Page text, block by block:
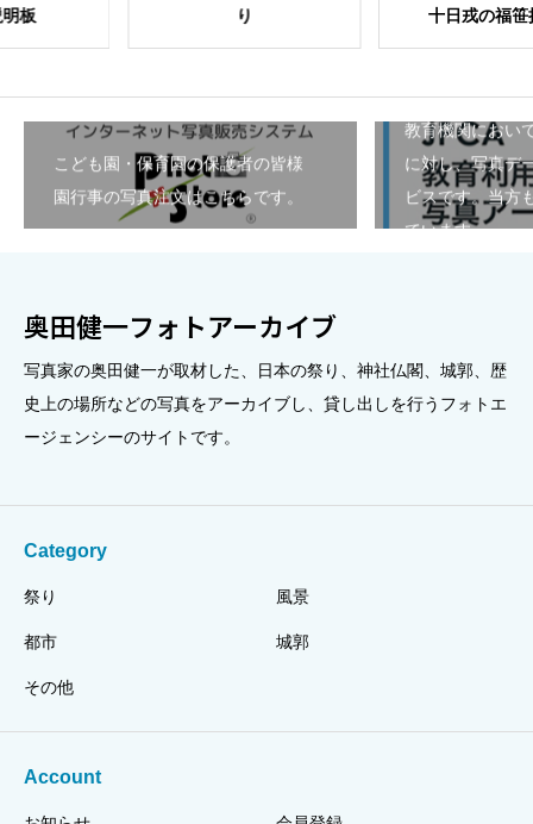
り
十日戎の福笹授与
友の
こども園・保育園の保護者の皆様
園行事の写真注文はこちらです。
教育機関におい
に対し、写真デ
ビスです。当方
ています。
奥田健一フォトアーカイブ
写真家の奥田健一が取材した、日本の祭り、神社仏閣、城郭、歴
史上の場所などの写真をアーカイブし、貸し出しを行うフォトエ
ージェンシーのサイトです。
Category
祭り 風景
都市 城郭
その他
Account